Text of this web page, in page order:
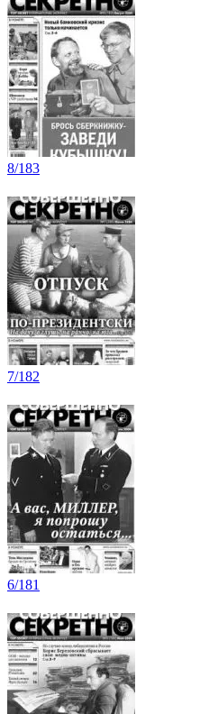
8/183
7/182
6/181